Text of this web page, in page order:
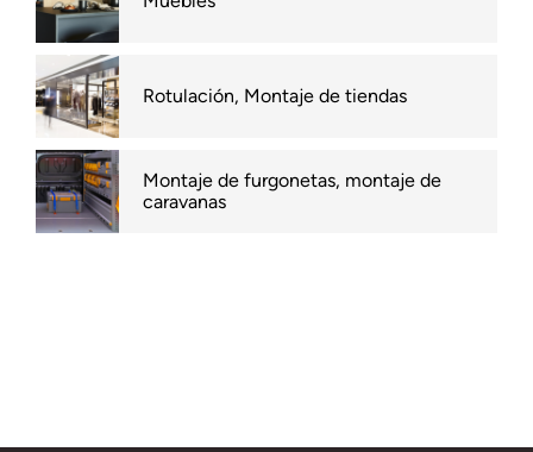
Rotulación, Montaje de tiendas
Montaje de furgonetas, montaje de
caravanas